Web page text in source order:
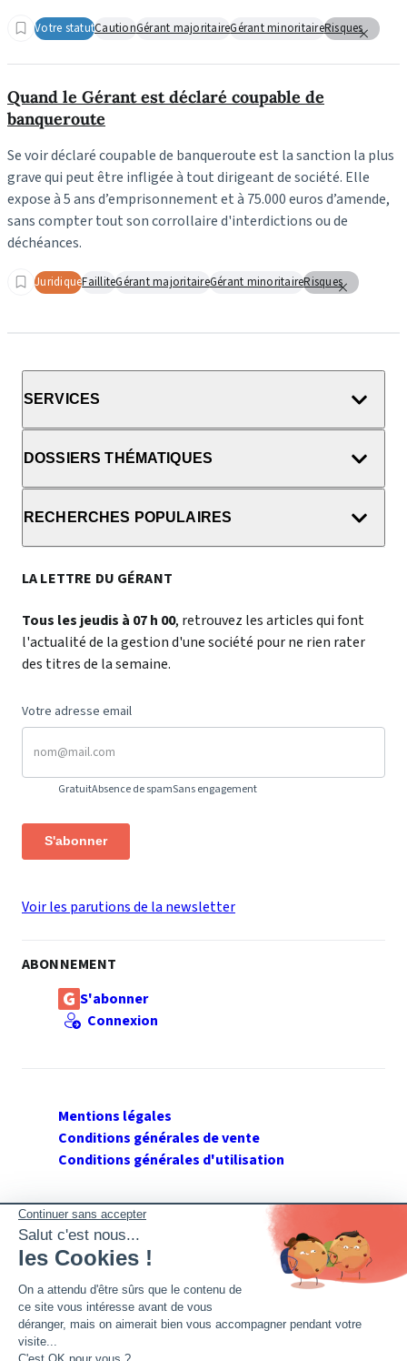
Votre statutCautionGérant majoritaireGérant minoritaireRisques
Quand le Gérant est déclaré coupable de
banqueroute
Se voir déclaré coupable de banqueroute est la sanction la plus
grave qui peut être infligée à tout dirigeant de société. Elle
expose à 5 ans d’emprisonnement et à 75.000 euros d’amende,
sans compter tout son corrollaire d'interdictions ou de
déchéances.
JuridiqueFailliteGérant majoritaireGérant minoritaireRisques
SERVICES
DOSSIERS THÉMATIQUES
RECHERCHES POPULAIRES
LA LETTRE DU GÉRANT
Tous les jeudis à 07 h 00, retrouvez les articles qui font
l'actualité de la gestion d'une société pour ne rien rater
des titres de la semaine.
Votre adresse email
GratuitAbsence de spamSans engagement
S'abonner
Voir les parutions de la newsletter
ABONNEMENT
S'abonner
Connexion
Mentions légales
Conditions générales de vente
Conditions générales d'utilisation
SUIVEZ GERANT DE SARL
Twitter
Facebook